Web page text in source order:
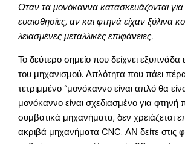
Οταν τα μονόκαννα κατασκευάζονται για
ευαισθησίες, αν και φτηνά είχαν ξύλινα
λειασμένες μεταλλικές επιφάνειες.
Το δεύτερο σημείο που δείχνει εξυπνάδα
του μηχανισμού. Απλότητα που πάει
τετριμμένο “μονόκαννο είναι απλό θα
μονόκαννο είναι σχεδιασμένο για
συμβατικά μηχανήματα, δεν χρειάζεται
ακριβά μηχανήματα CNC. ΑΝ δείτε στις